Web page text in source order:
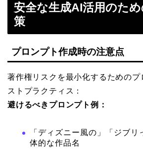
安全な生成AI活用のた
策
プロンプト作成時の注意点
著作権リスクを最小化するためのプ
ストプラクティス：
避けるべきプロンプト例：
「ディズニー風の」「ジブ
体的な作品名